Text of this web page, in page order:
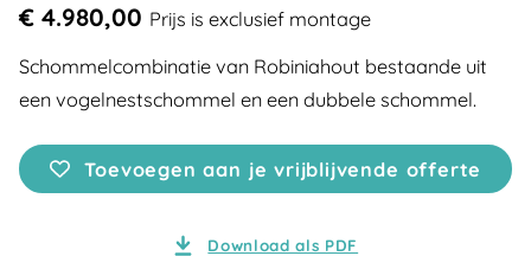
€ 4.980,00 Prijs is exclusief montage
Schommelcombinatie van Robiniahout bestaande uit
een vogelnestschommel en een dubbele schommel.
Toevoegen aan je vrijblijvende offerte
Download als PDF